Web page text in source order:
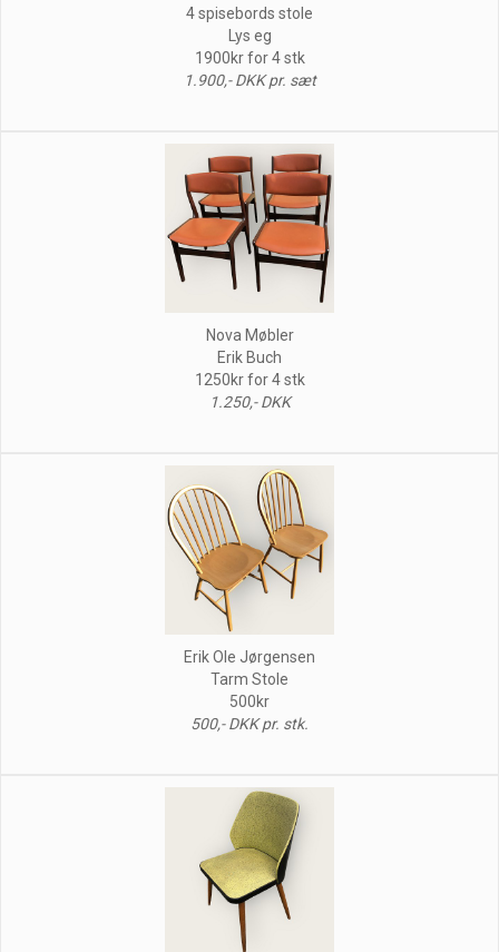
4 spisebords stole
Lys eg
1900kr for 4 stk
1.900,- DKK pr. sæt
Nova Møbler
Erik Buch
1250kr for 4 stk
1.250,- DKK
Erik Ole Jørgensen
Tarm Stole
500kr
500,- DKK pr. stk.